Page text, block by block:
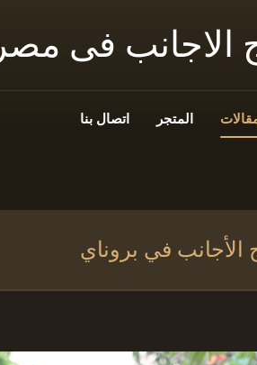
فى مصر
المتجر اتصال بنا
في بروناي